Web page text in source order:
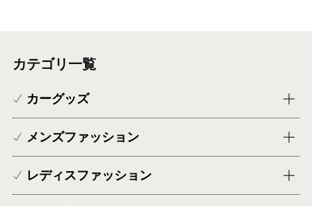
カテゴリ一覧
カーグッズ
メンズファッション
レディスファッション